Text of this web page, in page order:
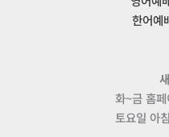
한어예
화~금 홈
토요일 아